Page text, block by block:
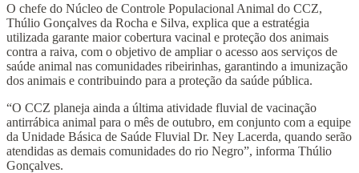
O chefe do Núcleo de Controle Populacional Animal do CCZ,
Thúlio Gonçalves da Rocha e Silva, explica que a estratégia
utilizada garante maior cobertura vacinal e proteção dos animais
contra a raiva, com o objetivo de ampliar o acesso aos serviços de
saúde animal nas comunidades ribeirinhas, garantindo a imunização
dos animais e contribuindo para a proteção da saúde pública.
“O CCZ planeja ainda a última atividade fluvial de vacinação
antirrábica animal para o mês de outubro, em conjunto com a equipe
da Unidade Básica de Saúde Fluvial Dr. Ney Lacerda, quando serão
atendidas as demais comunidades do rio Negro”, informa Thúlio
Gonçalves.